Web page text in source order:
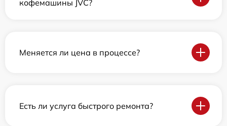
кофемашины JVC?
Меняется ли цена в процессе?
Есть ли услуга быстрого ремонта?